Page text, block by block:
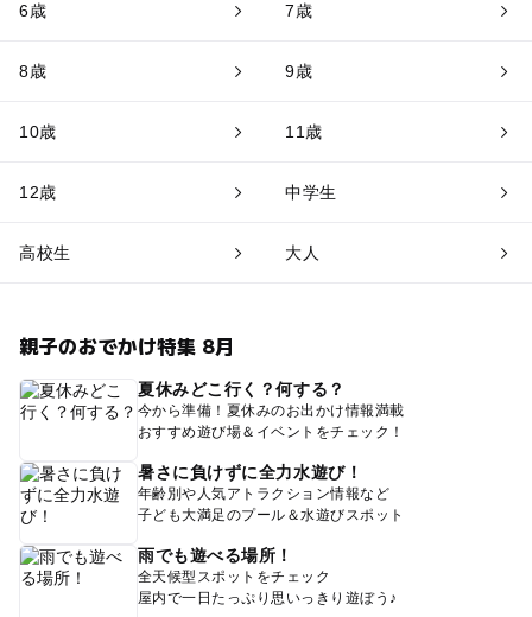
6歳 7歳
8歳 9歳
10歳 11歳
12歳 中学生
高校生 大人
親子のおでかけ特集 8月
夏休みどこ行く？何する？
今から準備！夏休みのお出かけ情報満載
おすすめ遊び場＆イベントをチェック！
暑さに負けずに全力水遊び！
年齢別や人気アトラクション情報など
子ども大満足のプール＆水遊びスポット
雨でも遊べる場所！
全天候型スポットをチェック
屋内で一日たっぷり思いっきり遊ぼう♪